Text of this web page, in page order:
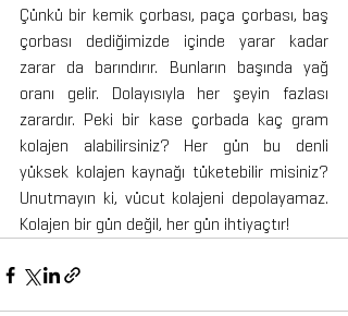
Çünkü bir kemik çorbası, paça çorbası, baş
çorbası dediğimizde içinde yarar kadar
zarar da barındırır. Bunların başında yağ
oranı gelir. Dolayısıyla her şeyin fazlası
zarardır. Peki bir kase çorbada kaç gram
kolajen alabilirsiniz? Her gün bu denli
yüksek kolajen kaynağı tüketebilir misiniz?
Unutmayın ki, vücut kolajeni depolayamaz.
Kolajen bir gün değil, her gün ihtiyaçtır!